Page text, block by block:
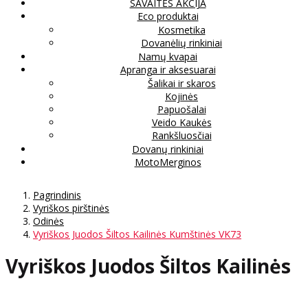
SAVAITĖS AKCIJA
Eco produktai
Kosmetika
Dovanėlių rinkiniai
Namų kvapai
Apranga ir aksesuarai
Šalikai ir skaros
Kojinės
Papuošalai
Veido Kaukės
Rankšluosčiai
Dovanų rinkiniai
MotoMerginos
Pagrindinis
Vyriškos pirštinės
Odinės
Vyriškos Juodos Šiltos Kailinės Kumštinės VK73
Vyriškos Juodos Šiltos Kailinės